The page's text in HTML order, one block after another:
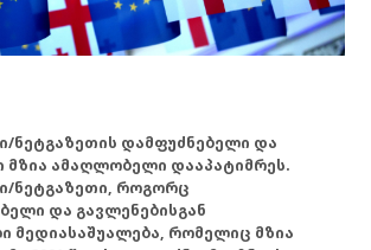
ნეტგაზეთის დამფუძნებელი და
ამაღლობელი დააპატიმრეს.
ნეტგაზეთი, როგორც
და გავლენებისგან
მედიასაშუალება, რომელიც მზია